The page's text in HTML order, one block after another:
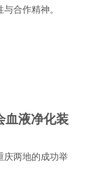
合作精神。
血液净化装
庆两地的成功举